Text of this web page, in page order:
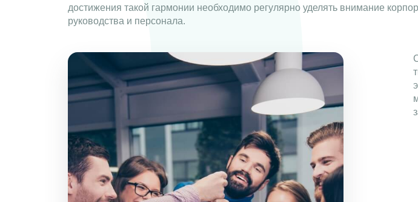
достижения такой гармонии необходимо регулярно уделять внимание
руководства и персонала.